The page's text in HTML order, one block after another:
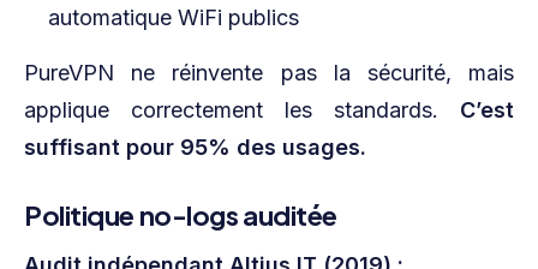
automatique WiFi publics
PureVPN ne réinvente pas la sécurité, mais
applique correctement les standards. C’est
suffisant pour 95% des usages.
Politique no-logs auditée